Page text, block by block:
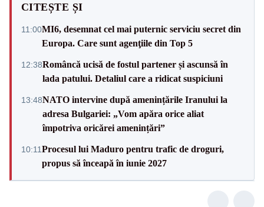
CITEȘTE ȘI
11:00MI6, desemnat cel mai puternic serviciu secret din
Europa. Care sunt agenţiile din Top 5
12:38Româncă ucisă de fostul partener și ascunsă în
lada patului. Detaliul care a ridicat suspiciuni
13:48NATO intervine după amenințările Iranului la
adresa Bulgariei: „Vom apăra orice aliat
împotriva oricărei amenințări”
10:11Procesul lui Maduro pentru trafic de droguri,
propus să înceapă în iunie 2027